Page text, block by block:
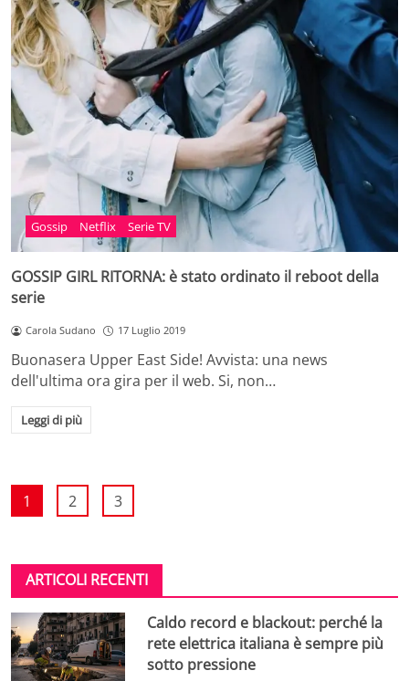
Gossip Netflix Serie TV
GOSSIP GIRL RITORNA: è stato ordinato il reboot della
serie
Carola Sudano 17 Luglio 2019
Buonasera Upper East Side! Avvista: una news
dell'ultima ora gira per il web. Si, non…
Leggi di più
1 2 3
ARTICOLI RECENTI
Caldo record e blackout: perché la
rete elettrica italiana è sempre più
sotto pressione